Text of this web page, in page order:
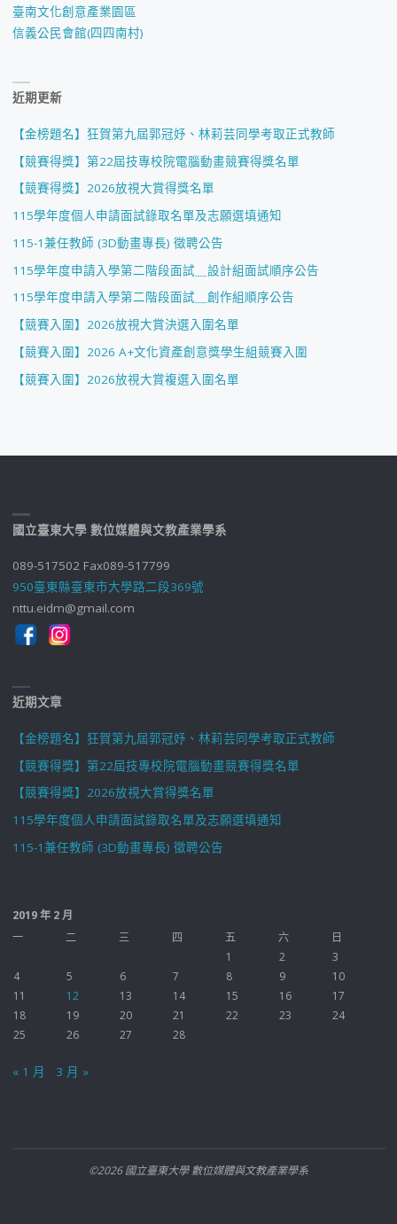
臺南文化創意產業園區
信義公民會館(四四南村)
近期更新
【金榜題名】狂賀第九屆郭冠妤、林莉芸同學考取正式教師
【競賽得獎】第22屆技專校院電腦動畫競賽得獎名單
【競賽得獎】2026放視大賞得獎名單
115學年度個人申請面試錄取名單及志願選填通知
115-1兼任教師 (3D動畫專長) 徵聘公告
115學年度申請入學第二階段面試＿設計組面試順序公告
115學年度申請入學第二階段面試＿創作組順序公告
【競賽入圍】2026放視大賞決選入圍名單
【競賽入圍】2026 A+文化資產創意獎學生組競賽入圍
【競賽入圍】2026放視大賞複選入圍名單
國立臺東大學 數位媒體與文教產業學系
089-517502 Fax089-517799
950臺東縣臺東市大學路二段369號
nttu.eidm@gmail.com
近期文章
【金榜題名】狂賀第九屆郭冠妤、林莉芸同學考取正式教師
【競賽得獎】第22屆技專校院電腦動畫競賽得獎名單
【競賽得獎】2026放視大賞得獎名單
115學年度個人申請面試錄取名單及志願選填通知
115-1兼任教師 (3D動畫專長) 徵聘公告
2019 年 2 月
一
二 三 四 五 六
日
1
2
3
4
5 6 7 8 9
10
11
12 13 14 15 16
17
18
19 20 21 22 23
24
25
26 27 28
« 1 月 3 月 »
©2026 國立臺東大學 數位媒體與文教產業學系